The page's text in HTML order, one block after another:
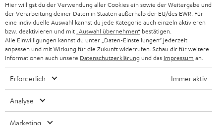
KOPFHÖRER
BLUETOOTH-KOPFHÖRER
STEREOANLAGEN
BLOG
NEWSLETTER
STORES
DEINE VORTEILE BEI TEUFEL
TEUFEL STORY
UNSER MANAGEMENT
NIEDERLANDE
BELGIEN
FRANKREICH
SPANIEN
Hier willigst du der Verwendung aller Cookies ein sowie der Weitergabe und
der Verarbeitung deiner Daten in Staaten außerhalb der EU/des EWR. Für
eine individuelle Auswahl kannst du jede Kategorie auch einzeln aktivieren
bzw. deaktivieren und mit „Auswahl übernehmen“ bestätigen.
Alle Einwilligungen kannst du unter „Daten-Einstellungen“ jederzeit
anpassen und mit Wirkung für die Zukunft widerrufen. Schau dir für weitere
Informationen auch unsere Datenschutzerklärung und das Impressum an.
Erforderlich Immer aktiv
Analyse
Marketing